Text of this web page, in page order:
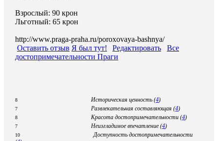
Взрослый: 90 крон
Льготный: 65 крон
http://www.praga-praha.ru/poroxovaya-bashnya/
Оставить отзыв Я был тут! Редактировать
Все
достопримечательности Праги
8 Историческая ценность (4)
7 Развлекательная составляющая (4)
8 Красота достопримечательности (4)
7 Неизгладимое впечатление (4)
10
Доступность достопримечательности